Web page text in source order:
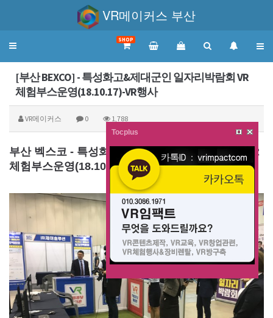
VR메이커스 부산
Toggle
SHOP
[부산 BEXCO] - 특성화고&제대군인 일자리박람회 VR
체험부스운영(18.10.17)-VR행사
VR메이커스 0 1,788
부산 벡스코 - 특성화고&제대군인 일자리박람회 VR
체험부스운영(18.10.17)-VR행사
Tocplus